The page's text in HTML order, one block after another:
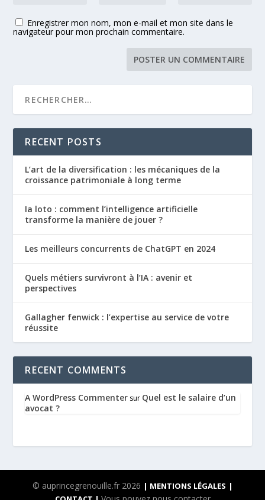
Enregistrer mon nom, mon e-mail et mon site dans le
navigateur pour mon prochain commentaire.
RECENT POSTS
L’art de la diversification : les mécaniques de la
croissance patrimoniale à long terme
Ia loto : comment l’intelligence artificielle
transforme la manière de jouer ?
Les meilleurs concurrents de ChatGPT en 2024
Quels métiers survivront à l’IA : avenir et
perspectives
Gallagher fenwick : l’expertise au service de votre
réussite
RECENT COMMENTS
A WordPress Commenter sur Quel est le salaire d’un
avocat ?
© auprincegrenouille.fr 2026 | MENTIONS LÉGALES |